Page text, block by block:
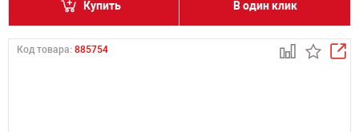
Купить В один клик
Код товара: 885754